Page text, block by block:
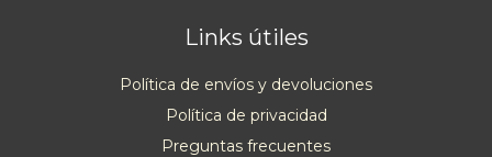
Links útiles
Política de envíos y devoluciones
Política de privacidad
Preguntas frecuentes